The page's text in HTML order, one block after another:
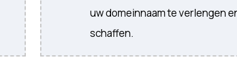
uw domeinnaam te verlengen
schaffen.